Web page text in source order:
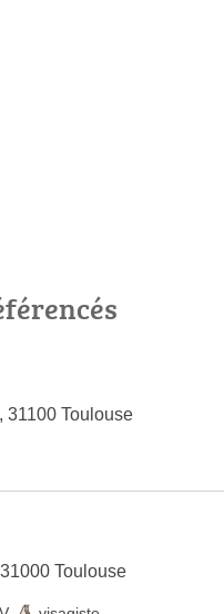
31100 Toulouse
Toulouse